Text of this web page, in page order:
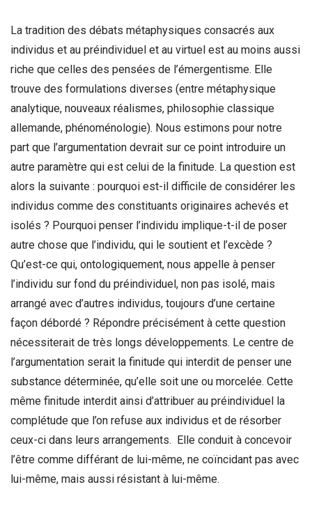
La tradition des débats métaphysiques consacrés aux
individus et au préindividuel et au virtuel est au moins aussi
riche que celles des pensées de l’émergentisme. Elle
trouve des formulations diverses (entre métaphysique
analytique, nouveaux réalismes, philosophie classique
allemande, phénoménologie). Nous estimons pour notre
part que l’argumentation devrait sur ce point introduire un
autre paramètre qui est celui de la finitude. La question est
alors la suivante : pourquoi est-il difficile de considérer les
individus comme des constituants originaires achevés et
isolés ? Pourquoi penser l’individu implique-t-il de poser
autre chose que l’individu, qui le soutient et l’excède ?
Qu’est-ce qui, ontologiquement, nous appelle à penser
l’individu sur fond du préindividuel, non pas isolé, mais
arrangé avec d’autres individus, toujours d’une certaine
façon débordé ? Répondre précisément à cette question
nécessiterait de très longs développements. Le centre de
l’argumentation serait la finitude qui interdit de penser une
substance déterminée, qu’elle soit une ou morcelée. Cette
même finitude interdit ainsi d’attribuer au préindividuel la
complétude que l’on refuse aux individus et de résorber
ceux-ci dans leurs arrangements. Elle conduit à concevoir
l’être comme différant de lui-même, ne coïncidant pas avec
lui-même, mais aussi résistant à lui-même.